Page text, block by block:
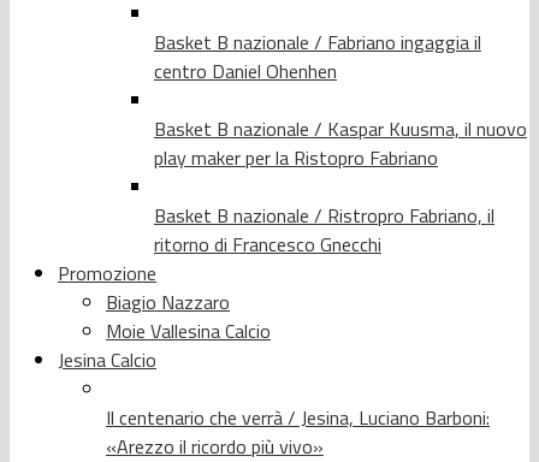
Basket B nazionale / Fabriano ingaggia il
centro Daniel Ohenhen
Basket B nazionale / Kaspar Kuusma, il nuovo
play maker per la Ristopro Fabriano
Basket B nazionale / Ristropro Fabriano, il
ritorno di Francesco Gnecchi
Promozione
Biagio Nazzaro
Moie Vallesina Calcio
Jesina Calcio
Il centenario che verrà / Jesina, Luciano Barboni:
«Arezzo il ricordo più vivo»